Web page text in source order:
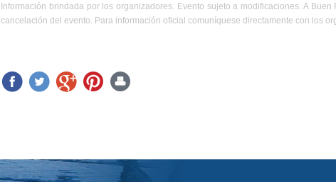
Información brindada por los organizadores. Evento sujeto a modificaciones. A
cancelación del evento. Para información oficial comuníquese directamente con los